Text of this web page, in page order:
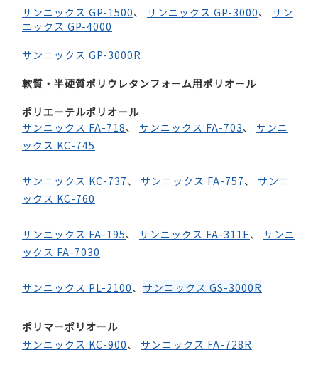
サンニックス GP-1500、 サンニックス GP-3000、 サン
ニックス GP-4000
サンニックス GP-3000R
軟質・半硬質ポリウレタンフォーム用ポリオール
ポリエーテルポリオール
サンニックス FA-718、 サンニックス FA-703、 サンニ
ックス KC-745
サンニックス KC-737、 サンニックス FA-757、 サンニ
ックス KC-760
サンニックス FA-195、 サンニックス FA-311E、 サンニ
ックス FA-7030
サンニックス PL-2100、 サンニックス GS-3000R
ポリマーポリオール
サンニックス KC-900、 サンニックス FA-728R